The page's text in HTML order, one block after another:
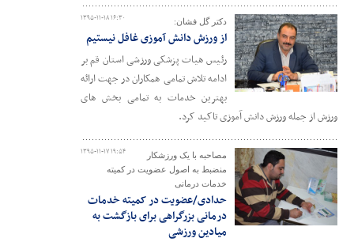
۱۳۹۵-۱۱-۱۸ ۱۶:۳۰ دکتر گل فشان:
از ورزش دانش آموزی غافل نیستیم
رئیس هیات پزشکی ورزشی استان قم بر
ادامه تلاش تمامی همکاران در جهت ارائه
بهترین خدمات به تمامی بخش های
ورزش از جمله ورزش دانش آموزی تاکید کرد.
۱۳۹۵-۱۱-۱۷ ۱۹:۵۴
مصاحبه با یک ورزشکار
منضبط به اصول عضویت در کمیته
خدمات درمانی
حدادی/عضویت در کمیته خدمات
درمانی بزرگراهی برای بازگشت به
میادین ورزشی